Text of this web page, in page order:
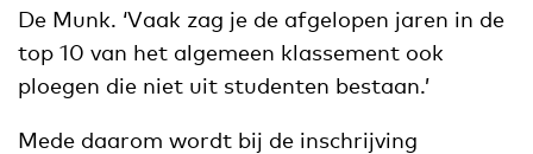
De Munk. ‘Vaak zag je de afgelopen jaren in de
top 10 van het algemeen klassement ook
ploegen die niet uit studenten bestaan.’
Mede daarom wordt bij de inschrijving